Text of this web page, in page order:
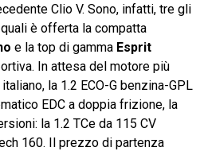
Clio V. Sono, infatti, tre gli
è offerta la compatta
e la top di gamma Esprit
In attesa del motore più
la 1.2 ECO-G benzina-GPL
EDC a doppia frizione, la
la 1.2 TCe da 115 CV
160. Il prezzo di partenza